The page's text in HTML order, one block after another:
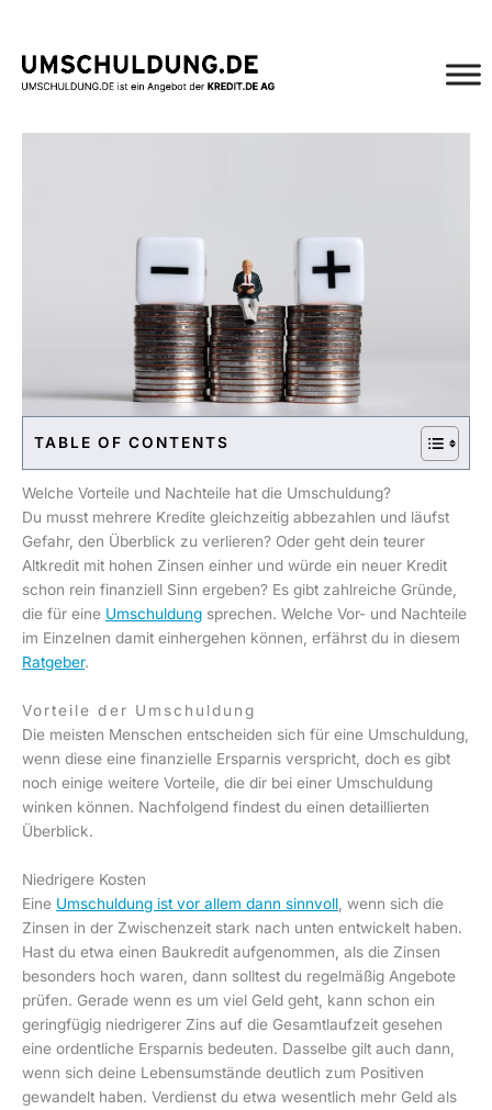
springen
TABLE OF CONTENTS
Welche Vorteile und Nachteile hat die Umschuldung?
Du musst mehrere Kredite gleichzeitig abbezahlen und läufst
Gefahr, den Überblick zu verlieren? Oder geht dein teurer
Altkredit mit hohen Zinsen einher und würde ein neuer Kredit
schon rein finanziell Sinn ergeben? Es gibt zahlreiche Gründe,
die für eine Umschuldung sprechen. Welche Vor- und Nachteile
im Einzelnen damit einhergehen können, erfährst du in diesem
Ratgeber.
Vorteile der Umschuldung
Die meisten Menschen entscheiden sich für eine Umschuldung,
wenn diese eine finanzielle Ersparnis verspricht, doch es gibt
noch einige weitere Vorteile, die dir bei einer Umschuldung
winken können. Nachfolgend findest du einen detaillierten
Überblick.
Niedrigere Kosten
Eine Umschuldung ist vor allem dann sinnvoll , wenn sich die
Zinsen in der Zwischenzeit stark nach unten entwickelt haben.
Hast du etwa einen Baukredit aufgenommen, als die Zinsen
besonders hoch waren, dann solltest du regelmäßig Angebote
prüfen. Gerade wenn es um viel Geld geht, kann schon ein
geringfügig niedrigerer Zins auf die Gesamtlaufzeit gesehen
eine ordentliche Ersparnis bedeuten. Dasselbe gilt auch dann,
wenn sich deine Lebensumstände deutlich zum Positiven
gewandelt haben. Verdienst du etwa wesentlich mehr Geld als